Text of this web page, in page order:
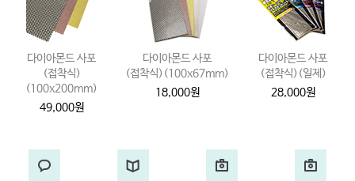
다이아몬드 사포
(접착식)
(100x200mm)
49,000원
다이아몬드 사포
(접착식)(100x67mm)
18,000원
다이아몬드 사포
(접착식)(일제)
28,000원